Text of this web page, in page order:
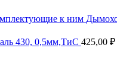
к ним
430, 0,5мм,ТиС 425,00 ₽